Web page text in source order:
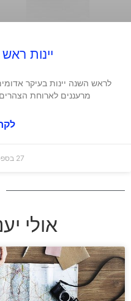
יינות ראש
לראש השנה יינות בעיקר
מרעננים לארוחת
27 בספטמבר 2016
אולי